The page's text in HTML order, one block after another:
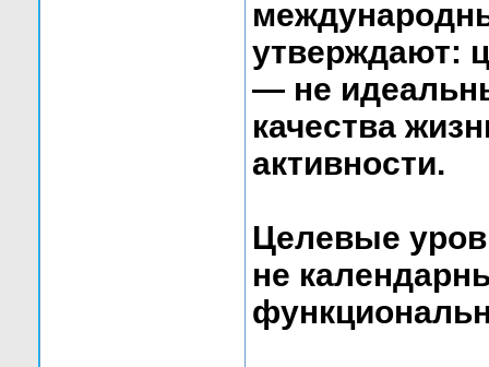
утверждают:
— не
качества
активности.
Целевые
не